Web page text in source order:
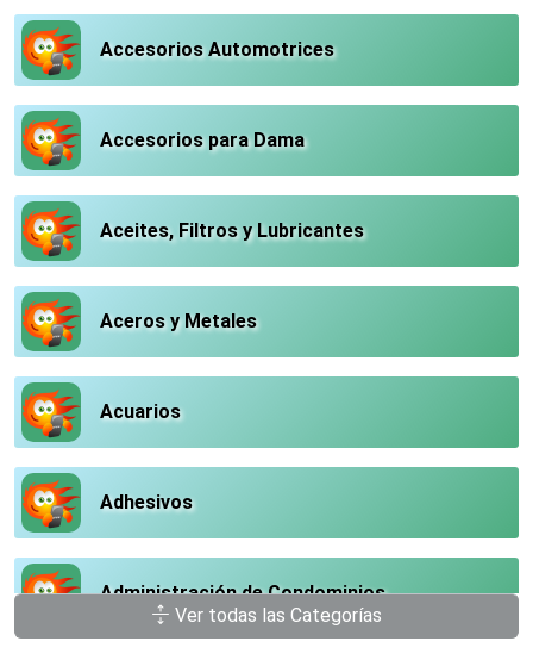
Accesorios Automotrices
Accesorios para Dama
Aceites, Filtros y Lubricantes
Aceros y Metales
Acuarios
Adhesivos
Administración de Condominios
Ver todas las Categorías